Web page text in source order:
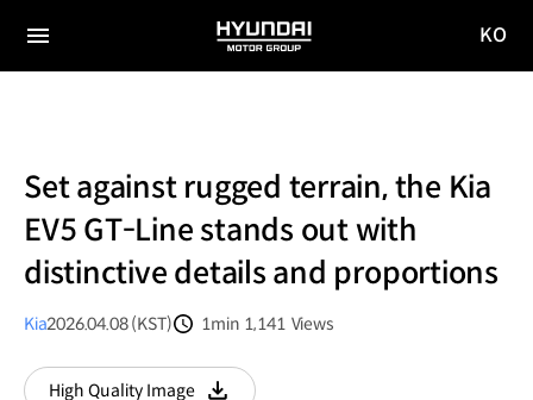
전체
HYUNDAI
MOTOR
KO
Set against rugged terrain, the Kia
EV5 GT-Line stands out with
distinctive details and proportions
Kia2026.04.08 (KST)
1min 1,141 Views
High Quality Image